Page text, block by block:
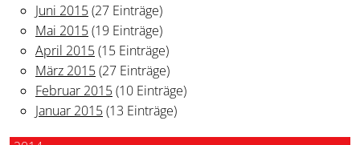
Juni 2015(27 Einträge)
Mai 2015(19 Einträge)
April 2015(15 Einträge)
März 2015(27 Einträge)
Februar 2015(10 Einträge)
Januar 2015(13 Einträge)